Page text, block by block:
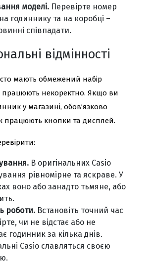
моделі. Перевірте номер
годиннику та на коробці –
співпадати.
відмінності
мають обмежений набір
працюють некоректно. Якщо ви
у магазині, обов’язково
працюють кнопки та дисплей.
В оригінальних Casio
рівномірне та яскраве. У
воно або занадто тьмяне, або
роботи. Встановіть точний час
чи не відстає або не
годинник за кілька днів.
Casio славляться своєю